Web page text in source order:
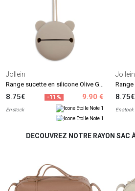
Jollein
8.75€ -11% 9.90 €
En stock
Jollein
8.75€
En stock
DECOUVREZ NOTRE RAYON SAC